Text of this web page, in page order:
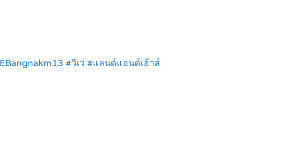
#วีเว่ #แลนด์แอนด์เฮ้าส์